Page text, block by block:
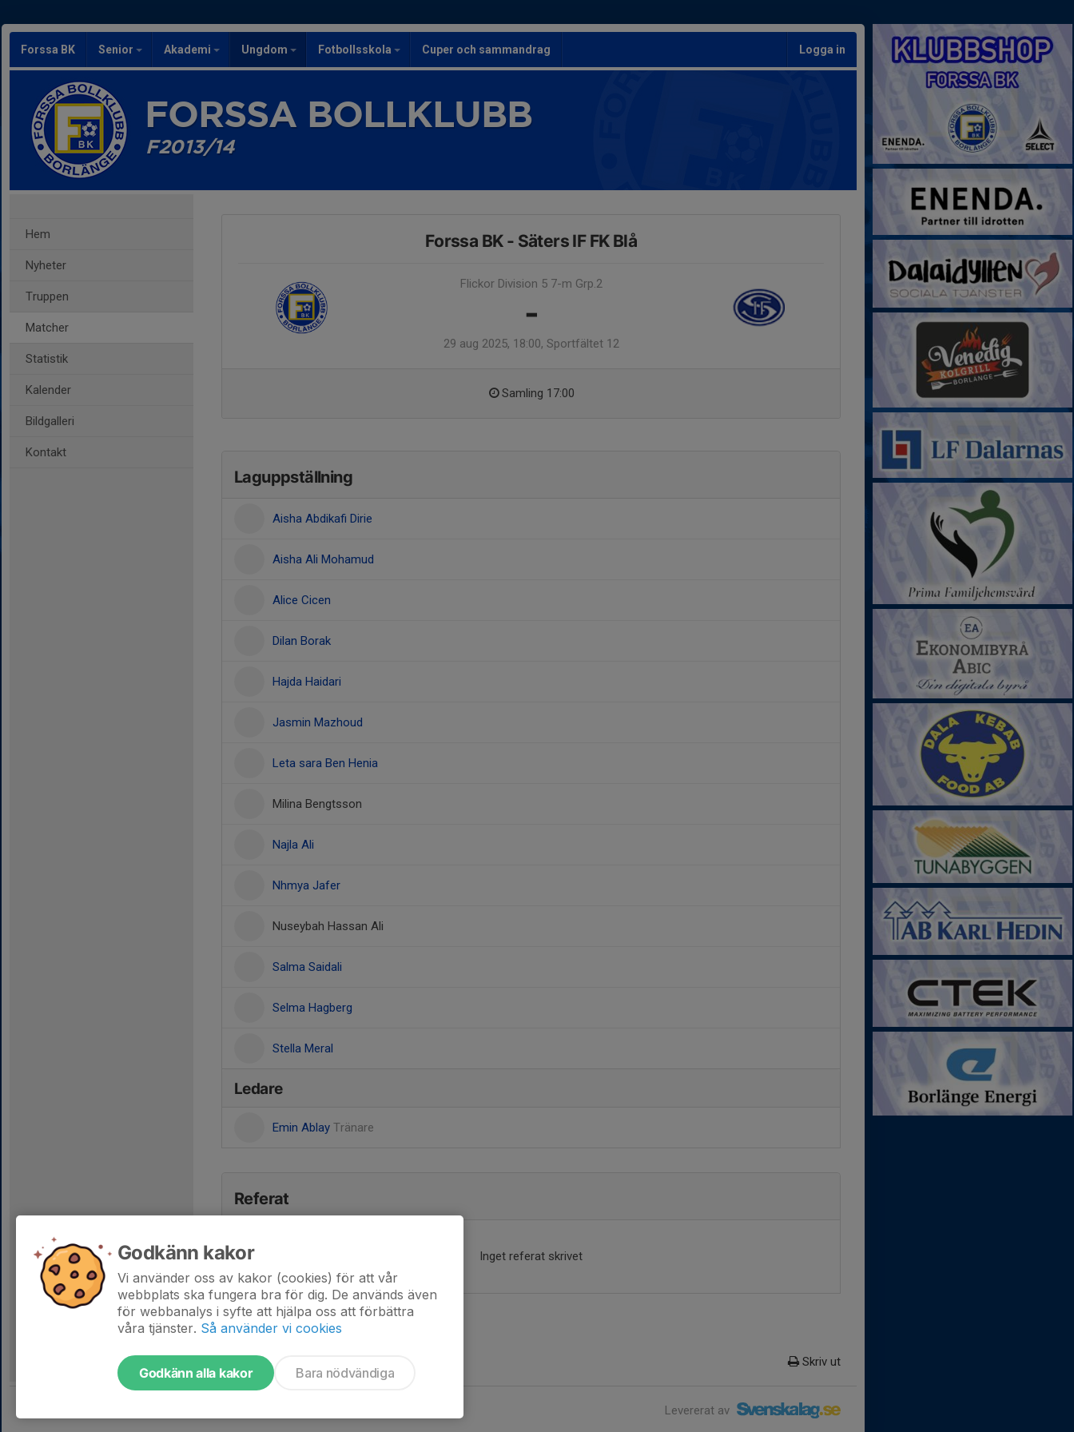
Forssa BK Senior Akademi Ungdom Fotbollsskola Cuper och sammandrag Logga in
FORSSA BOLLKLUBB
F2013/14
Hem
Nyheter
Truppen
Matcher
Statistik
Kalender
Bildgalleri
Kontakt
Forssa BK - Säters IF FK Blå
Flickor Division 5 7-m Grp.2
-
29 aug 2025, 18:00, Sportfältet 12
Samling 17:00
Laguppställning
Aisha Abdikafi Dirie
Aisha Ali Mohamud
Alice Cicen
Dilan Borak
Hajda Haidari
Jasmin Mazhoud
Leta sara Ben Henia
Milina Bengtsson
Najla Ali
Nhmya Jafer
Nuseybah Hassan Ali
Salma Saidali
Selma Hagberg
Stella Meral
Ledare
Emin Ablay Tränare
Referat
Inget referat skrivet
Skriv ut
Levererat av
Godkänn kakor
Vi använder oss av kakor (cookies) för att vår
webbplats ska fungera bra för dig. De används även
för webbanalys i syfte att hjälpa oss att förbättra
våra tjänster. Så använder vi cookies
Godkänn alla kakor Bara nödvändiga